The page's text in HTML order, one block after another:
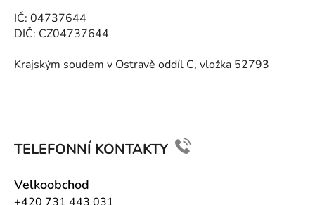
IČ: 04737644
DIČ: CZ04737644
Krajským soudem v Ostravě oddíl C, vložka 52793
TELEFONNÍ KONTAKTY
Velkoobchod